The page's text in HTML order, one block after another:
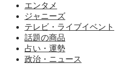
エンタメ
ジャニーズ
テレビ・ライブイベント
話題の商品
占い・運勢
政治・ニュース